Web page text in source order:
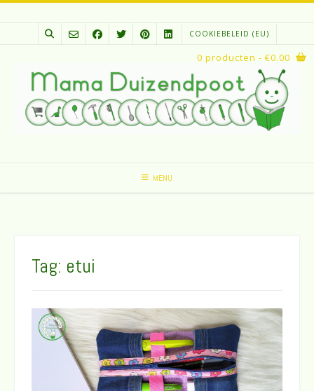
Spring
COOKIEBELEID (EU)
MENU
0 producten - €0.00
Tag: etui